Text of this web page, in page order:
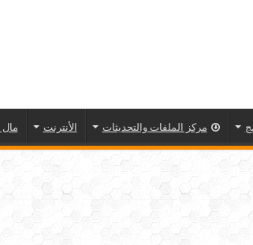
مركز الملفات والتحديثات الأنترنت مال